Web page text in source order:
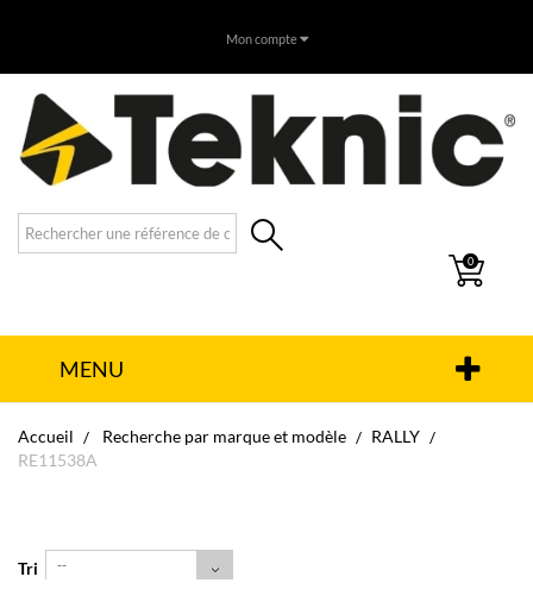
Mon compte
0
MENU
Accueil Recherche par marque et modèle
RALLY
RE11538A
Tri --